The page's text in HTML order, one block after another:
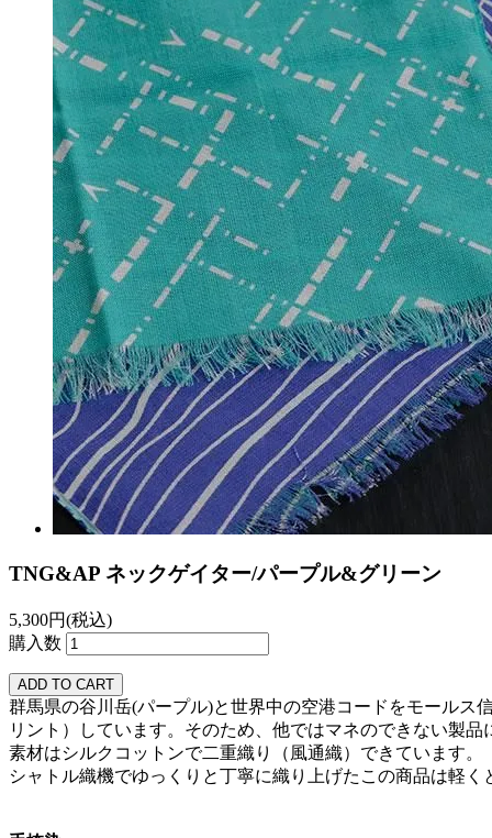
TNG&AP ネックゲイター/パープル&グリーン
5,300円(税込)
購入数
群馬県の谷川岳(パープル)と世界中の空港コードをモールス
リント）しています。そのため、他ではマネのできない製品
素材はシルクコットンで二重織り（風通織）できています。
シャトル織機でゆっくりと丁寧に織り上げたこの商品は軽